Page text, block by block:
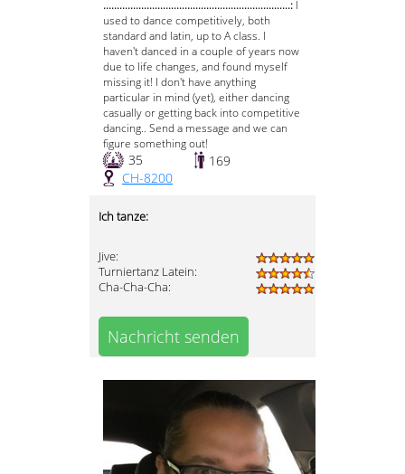
.....................................................................: I
used to dance competitively, both
standard and latin, up to A class. I
haven't danced in a couple of years now
due to life changes, and found myself
missing it! I don't have anything
particular in mind (yet), either dancing
casually or getting back into competitive
dancing.. Send a message and we can
figure something out!
35
169
CH-8200
Ich tanze:
Jive:
Turniertanz Latein:
Cha-Cha-Cha:
Nachricht senden